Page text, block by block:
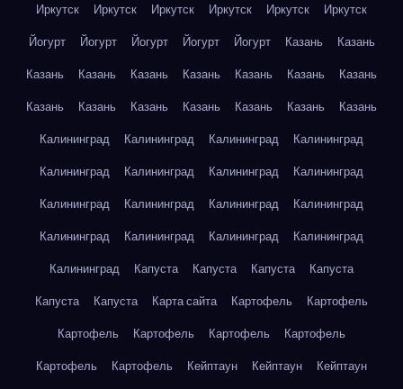
Иркутск
Иркутск Иркутск Иркутск Иркутск
Иркутск
Йогурт
Йогурт Йогурт Йогурт Йогурт Казань
Казань
Казань
Казань Казань Казань Казань Казань
Казань
Казань
Казань Казань Казань Казань Казань
Казань
Калининград
Калининград Калининград
Калининград
Калининград
Калининград Калининград
Калининград
Калининград
Калининград Калининград
Калининград
Калининград
Калининград Калининград
Калининград
Калининград
Капуста Капуста Капуста
Капуста
Капуста
Капуста Карта сайта Картофель
Картофель
Картофель
Картофель Картофель
Картофель
Картофель
Картофель Кейптаун Кейптаун
Кейптаун